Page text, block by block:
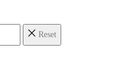
Reset